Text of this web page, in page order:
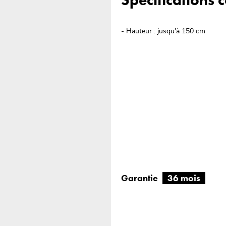
- Hauteur : jusqu'à 150 cm
Garantie 36 mois